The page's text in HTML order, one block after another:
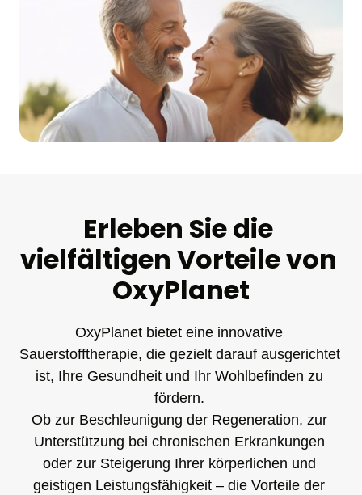
Erleben Sie die
vielfältigen Vorteile von
OxyPlanet
OxyPlanet bietet eine innovative
Sauerstofftherapie, die gezielt darauf ausgerichtet
ist, Ihre Gesundheit und Ihr Wohlbefinden zu
fördern.
Ob zur Beschleunigung der Regeneration, zur
Unterstützung bei chronischen Erkrankungen
oder zur Steigerung Ihrer körperlichen und
geistigen Leistungsfähigkeit – die Vorteile der